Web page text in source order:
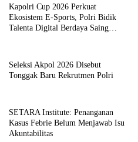
Kapolri Cup 2026 Perkuat
Ekosistem E-Sports, Polri Bidik
Talenta Digital Berdaya Saing
Seleksi Akpol 2026 Disebut
Tonggak Baru Rekrutmen Polri
SETARA Institute: Penanganan
Kasus Febrie Belum Menjawab Isu
Akuntabilitas